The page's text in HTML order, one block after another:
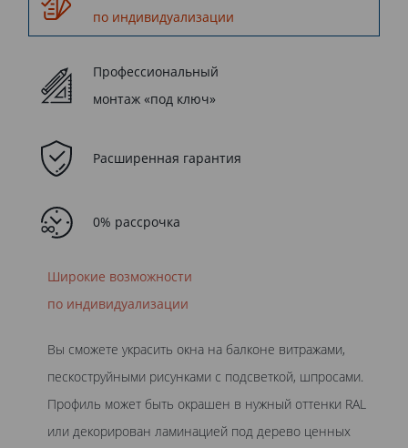
по индивидуализации
Профессиональный
монтаж «под ключ»
Расширенная гарантия
0% рассрочка
Широкие возможности
по индивидуализации
Вы сможете украсить окна на балконе витражами,
пескоструйными рисунками с подсветкой, шпросами.
Профиль может быть окрашен в нужный оттенки RAL
или декорирован ламинацией под дерево ценных